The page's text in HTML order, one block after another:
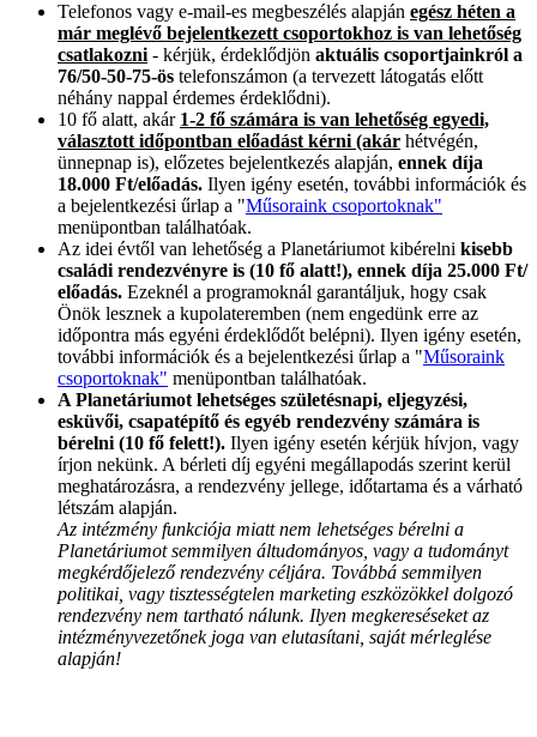
Telefonos vagy e-mail-es megbeszélés alapján egész héten a
már meglévő bejelentkezett csoportokhoz is van lehetőség
csatlakozni - kérjük, érdeklődjön aktuális csoportjainkról a
76/50-50-75-ös telefonszámon (a tervezett látogatás előtt
néhány nappal érdemes érdeklődni).
10 fő alatt, akár 1-2 fő számára is van lehetőség egyedi,
választott időpontban előadást kérni (akár hétvégén,
ünnepnap is), előzetes bejelentkezés alapján, ennek díja
18.000 Ft/előadás. Ilyen igény esetén, további információk és
a bejelentkezési űrlap a "Műsoraink csoportoknak"
menüpontban találhatóak.
Az idei évtől van lehetőség a Planetáriumot kibérelni kisebb
családi rendezvényre is (10 fő alatt!), ennek díja 25.000 Ft/
előadás. Ezeknél a programoknál garantáljuk, hogy csak
Önök lesznek a kupolateremben (nem engedünk erre az
időpontra más egyéni érdeklődőt belépni). Ilyen igény esetén,
további információk és a bejelentkezési űrlap a "Műsoraink
csoportoknak" menüpontban találhatóak.
A Planetáriumot lehetséges születésnapi, eljegyzési,
esküvői, csapatépítő és egyéb rendezvény számára is
bérelni (10 fő felett!). Ilyen igény esetén kérjük hívjon, vagy
írjon nekünk. A bérleti díj egyéni megállapodás szerint kerül
meghatározásra, a rendezvény jellege, időtartama és a várható
létszám alapján.
Az intézmény funkciója miatt nem lehetséges bérelni a
Planetáriumot semmilyen áltudományos, vagy a tudományt
megkérdőjelező rendezvény céljára. Továbbá semmilyen
politikai, vagy tisztességtelen marketing eszközökkel dolgozó
rendezvény nem tartható nálunk. Ilyen megkereséseket az
intézményvezetőnek joga van elutasítani, saját mérleglése
alapján!